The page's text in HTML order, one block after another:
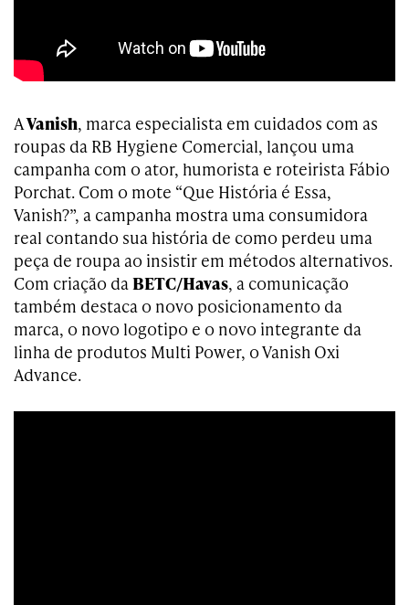
AVanish, marca especialista em cuidados com as
roupas da RB Hygiene Comercial, lançou uma
campanha com o ator, humorista e roteirista Fábio
Porchat. Com o mote “Que História é Essa,
Vanish?”, a campanha mostra uma consumidora
real contando sua história de como perdeu uma
peça de roupa ao insistir em métodos alternativos.
Com criação daBETC/Havas, a comunicação
também destaca o novo posicionamento da
marca, o novo logotipo e o novo integrante da
linha de produtos Multi Power, o Vanish Oxi
Advance.